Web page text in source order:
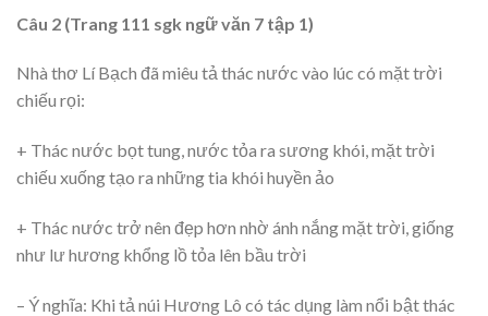
Câu 2 (Trang 111 sgk ngữ văn 7 tập 1)
Nhà thơ Lí Bạch đã miêu tả thác nước vào lúc có mặt trời
chiếu rọi:
+ Thác nước bọt tung, nước tỏa ra sương khói, mặt trời
chiếu xuống tạo ra những tia khói huyền ảo
+ Thác nước trở nên đẹp hơn nhờ ánh nắng mặt trời, giống
như lư hương khổng lồ tỏa lên bầu trời
– Ý nghĩa: Khi tả núi Hương Lô có tác dụng làm nổi bật thác